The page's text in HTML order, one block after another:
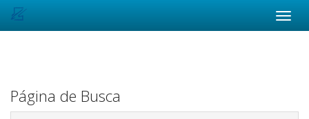
Página de Busca